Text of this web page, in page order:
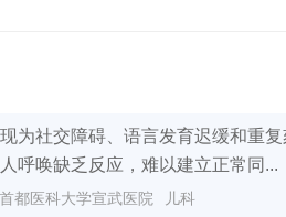
为社交障碍、语言发育迟缓和重
呼唤缺乏反应，难以建立正常同...
首都医科大学宣武医院 儿科